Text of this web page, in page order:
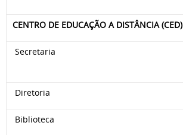
CENTRO DE EDUCAÇÃO A DISTÂNCIA (CED)
Secretaria
Diretoria
Biblioteca